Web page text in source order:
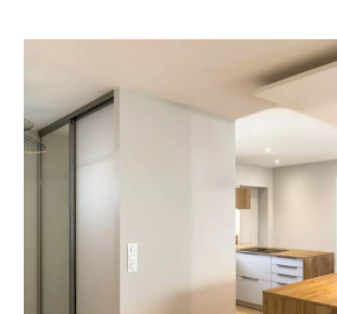
Faites glisser le curseur pour voir le «
Révéler la lumière, simplifier les
un intérieur intemporel
Lorsqu’elle a acheté ce
Heillecourt, ma cliente
cette maisonpour qu’elle